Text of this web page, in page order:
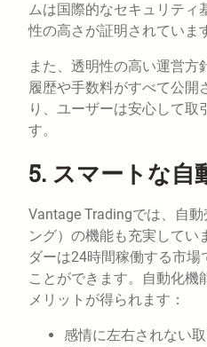
ムは国際的なセキュリティ
性の高さが証明されていま
また、透明性の高い運営方
履歴や手数料がすべて公開
り、ユーザーは安心して取
す。
5. スマートな自
Vantage Tradingでは、自
ング）の機能も充実してい
ダーは24時間稼働する市場
ことができます。自動化機
メリットが得られます：
感情に左右されない取